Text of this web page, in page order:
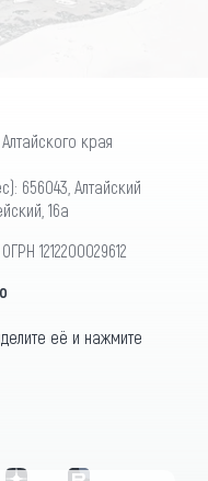
края
656043, Алтайский
16а
1212200029612
её и нажмите